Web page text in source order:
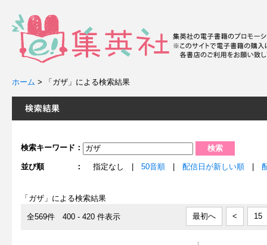
ホーム > 「ガザ」による検索結果
検索キーワード：
並び順 ： 指定なし | 50音順 配信日が新しい順
「ガザ」による検索結果
全569件 400 - 420 件表示 最初へ < 15